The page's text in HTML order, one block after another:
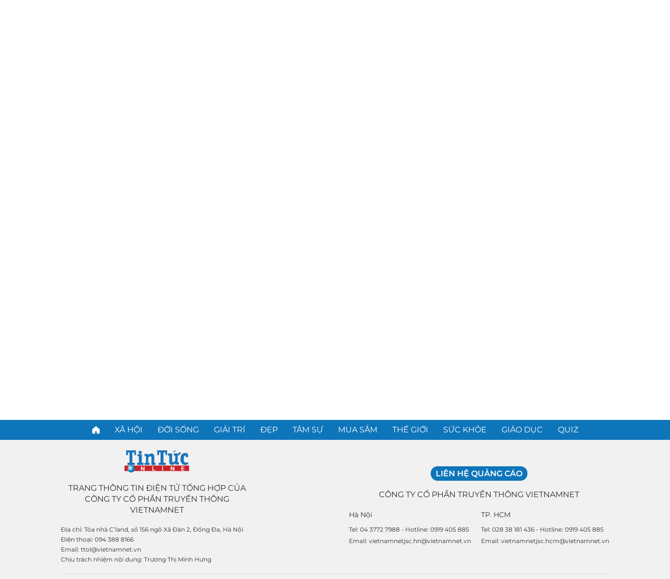
XÃ HỘI ĐỜI SỐNG GIẢI TRÍ ĐẸP TÂM SỰ MUA SẮM THẾ GIỚI SỨC KHỎE GIÁO DỤC QUIZ
TRANG THÔNG TIN ĐIỆN TỬ TỔNG HỢP CỦA
CÔNG TY CỔ PHẦN TRUYỀN THÔNG
VIETNAMNET
Địa chỉ: Tòa nhà C’land, số 156 ngõ Xã Đàn 2, Đống Đa, Hà Nội
Điện thoại: 094 388 8166
Email: ttol@vietnamnet.vn
Chịu trách nhiệm nội dung: Trương Thị Minh Hưng
LIÊN HỆ QUẢNG CÁO
CÔNG TY CỔ PHẦN TRUYỀN THÔNG VIETNAMNET
Hà Nội
Tel: 04 3772 7988 - Hotline: 0919 405 885
Email: vietnamnetjsc.hn@vietnamnet.vn
TP. HCM
Tel: 028 38 181 436 - Hotline: 0919 405 885
Email: vietnamnetjsc.hcm@vietnamnet.vn